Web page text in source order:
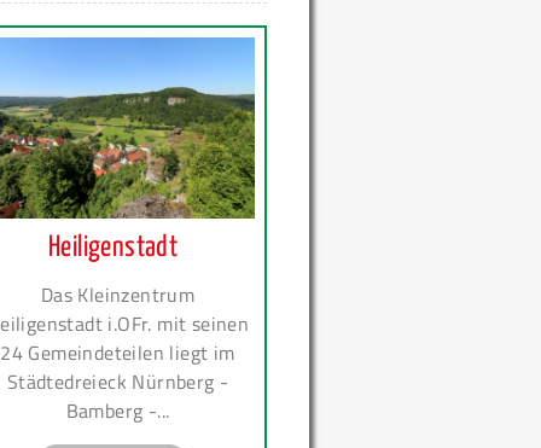
Heiligenstadt
Das Kleinzentrum
i.OFr. mit seinen
24 Gemeindeteilen liegt im
Städtedreieck Nürnberg -
Bamberg -...